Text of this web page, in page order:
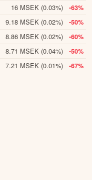
16 MSEK (0.03%) -63%
9.18 MSEK (0.02%) -50%
8.86 MSEK (0.02%) -60%
8.71 MSEK (0.04%) -50%
7.21 MSEK (0.01%)
-67%